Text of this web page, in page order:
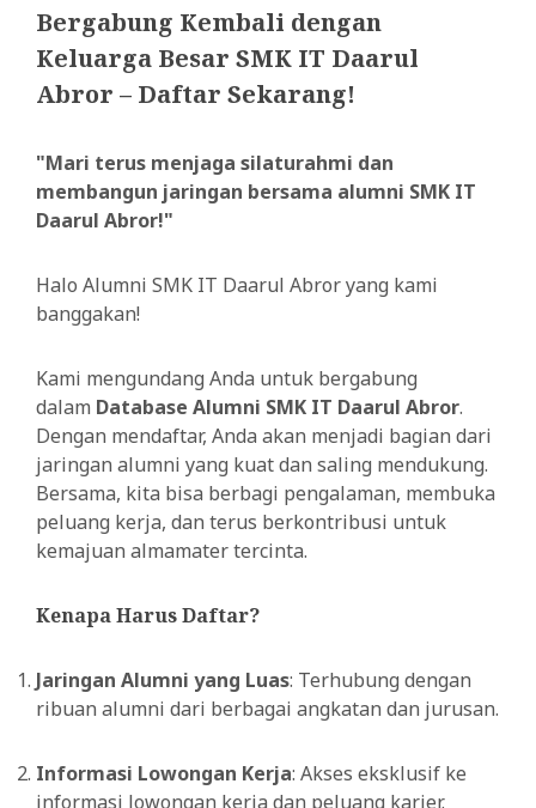
Bergabung Kembali dengan
Keluarga Besar SMK IT Daarul
Abror – Daftar Sekarang!
"Mari terus menjaga silaturahmi dan
membangun jaringan bersama alumni SMK IT
Daarul Abror!"
Halo Alumni SMK IT Daarul Abror yang kami
banggakan!
Kami mengundang Anda untuk bergabung
dalam Database Alumni SMK IT Daarul Abror.
Dengan mendaftar, Anda akan menjadi bagian dari
jaringan alumni yang kuat dan saling mendukung.
Bersama, kita bisa berbagi pengalaman, membuka
peluang kerja, dan terus berkontribusi untuk
kemajuan almamater tercinta.
Kenapa Harus Daftar?
Jaringan Alumni yang Luas: Terhubung dengan
ribuan alumni dari berbagai angkatan dan jurusan.
Informasi Lowongan Kerja: Akses eksklusif ke
informasi lowongan kerja dan peluang karier.